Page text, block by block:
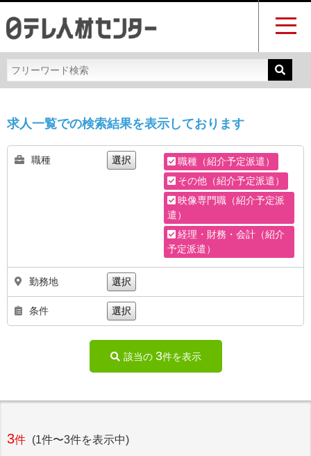
求人一覧での検索結果を表示しております
職種 選択
職種（紹介予定派遣）
その他（紹介予定派遣）
映像専門職（紹介予定派
遣）
経理・財務・会計（紹介
予定派遣）
勤務地 選択
条件 選択
該当の 3件を表示
3件 (1件〜3件を表示中)